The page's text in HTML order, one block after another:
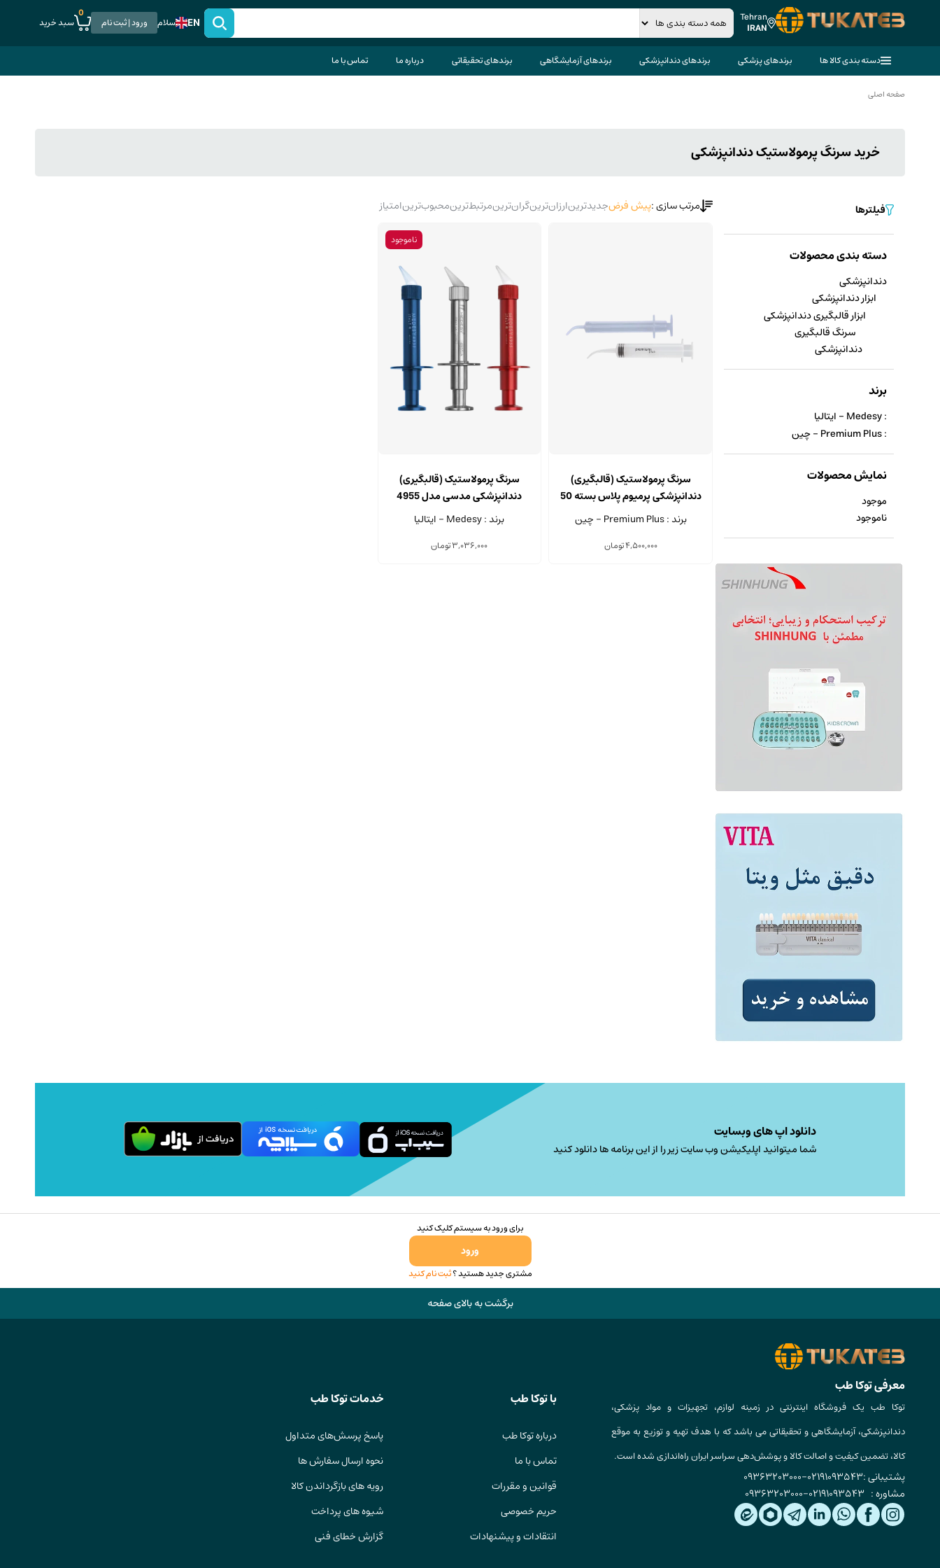
Tehran
IRAN
EN سلام ورود | ثبت نام
0
سبد خرید
دسته بندی کالا ها برندهای پزشکی برندهای دندانپزشکی برندهای آزمایشگاهی برندهای تحقیقاتی درباره ما تماس با ما
صفحه اصلی
خرید سرنگ پرمولاستیک دندانپزشکی
فیلترها
دسته بندی محصولات
دندانپزشکی
ابزار دندانپزشکی
ابزار قالبگیری دندانپزشکی
سرنگ قالبگیری
دندانپزشکی
برند
: Medesy - ایتالیا
: Premium Plus - چین
نمایش محصولات
موجود
ناموجود
مرتب سازی :پیش فرضجدیدترینارزان‌ترینگران‌ترینمرتبط‌ترینمحبوب‌ترینامتیاز
محصول
دارای
مختلفی
سرنگ پرمولاستیک (قالبگیری)
دندانپزشکی پرمیوم پلاس بسته 50
عددی
برند : Premium Plus - چین
4,500,000تومان
ناموجود
محصول
دارای
انواع
مختلفی
سرنگ پرمولاستیک (قالبگیری)
دندانپزشکی مدسی مدل 4955
برند : Medesy - ایتالیا
3,036,000تومان
دانلود اپ های وبسایت
شما میتوانید اپلیکیشن وب سایت زیر را از این برنامه ها دانلود کنید
برای ورود به سیستم کلیک کنید
ورود
مشتری جدید هستید ؟ثبت نام کنید
برگشت به بالای صفحه
معرفی توکا طب
توکا طب یک فروشگاه اینترنتی در زمینه لوازم، تجهیزات و مواد پزشکی،
دندانپزشکی، آزمایشگاهی و تحقیقاتی می باشد که با هدف تهیه و توزیع به موقع
کالا، تضمین کیفیت و اصالت کالا و پوشش‌دهی سراسر ایران راه‌اندازی شده است.
پشتیبانی :02191093543
-
09363203000
مشاوره : 02191093543
-
09363203000
با توکا طب
درباره توکا طب
تماس با ما
قوانین و مقررات
حریم خصوصی
انتقادات و پیشنهادات
خدمات توکا طب
پاسخ پرسش‌های متداول
نحوه ارسال سفارش ها
رویه های بازگرداندن کالا
شیوه های پرداخت
گزارش خطای فنی